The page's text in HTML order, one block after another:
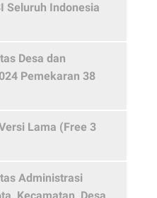
Seluruh Indonesia
Desa dan
Pemekaran 38
Lama (Free 3
Administrasi